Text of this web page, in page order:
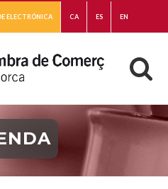
ELECTRÓNICA CA ES EN